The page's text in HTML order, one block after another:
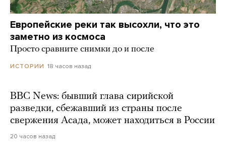
Европейские реки так высохли, что это
заметно из космоса
Просто сравните снимки до и после
ИСТОРИИ 18 часов назад
BBC News: бывший глава сирийской
разведки, сбежавший из страны после
свержения Асада, может находиться в России
20 часов назад